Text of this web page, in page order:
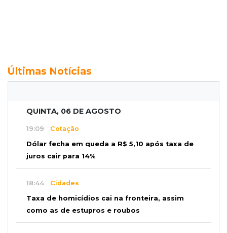
Últimas Notícias
QUINTA, 06 DE AGOSTO
19:09 Cotação
Dólar fecha em queda a R$ 5,10 após taxa de
juros cair para 14%
18:44 Cidades
Taxa de homicídios cai na fronteira, assim
como as de estupros e roubos